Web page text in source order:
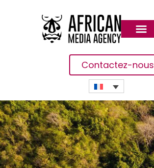
Contactez-nous